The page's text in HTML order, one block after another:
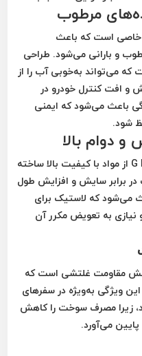
خاصی است که باعث
و بارانی می‌شود. طراحی
که می‌تواند به‌خوبی آب را از
و افت کنترل خودرو در
باعث می‌شود که ایمنی
شود.
از مواد با کیفیت بالا ساخته
برابر سایش و افزایش طول
می‌شود که لاستیک برای
نیازی به تعویض مکرر آن
مقاومت غلتشی است که
به‌ویژه در سفرهای
زیرا مصرف سوخت را کاهش
می‌آورد.